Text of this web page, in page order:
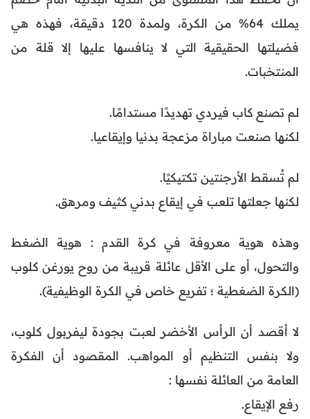
يملك 64% من الكرة، ولمدة 120 دقيقة، فهذه هي
فضيلتها الحقيقية التي لا ينافسها عليها إلا قلة من
المنتخبات.
لم تصنع كاب فيردي تهديدًا مستدامًا.
لكنها صنعت مباراة مزعجة بدنيا وإيقاعيا.
لم تُسقط الأرجنتين تكتيكيًا.
لكنها جعلتها تلعب في إيقاع بدني كثيف ومرهق.
وهذه هوية معروفة في كرة القدم : هوية الضغط
والتحول، أو على الأقل عائلة قريبة من روح يورغن كلوب
(الكرة الضغطية ؛ تفريع خاص في الكرة الوظيفية).
لا أقصد أن الرأس الأخضر لعبت بجودة ليفربول كلوب،
ولا بنفس التنظيم أو المواهب. المقصود أن الفكرة
العامة من العائلة نفسها :
رفع الإيقاع.